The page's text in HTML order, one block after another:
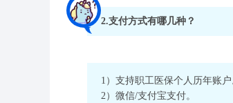
2.支付方式有哪几种？
1）支持职工医保个人历年账户
2）微信/支付宝支付。